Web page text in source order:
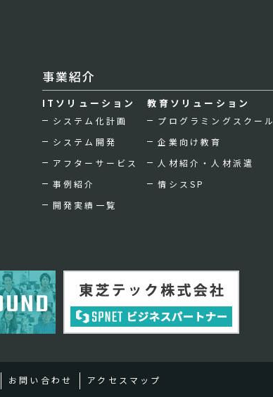
事業紹介
ITソリューション 教育ソリューション
システム化計画
プログラミングスクール
システム開発
企業向け教育
アフターサービス
人材紹介・人材派遣
事例紹介
情シスSP
開発実績一覧
お問い合わせ アクセスマップ